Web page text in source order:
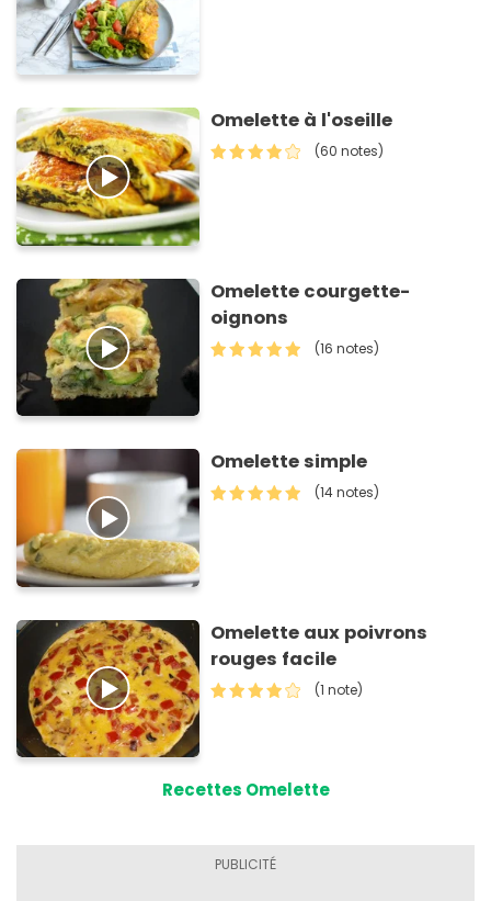
Omelette à l'oseille
(60 notes)
Omelette courgette-
oignons
(16 notes)
Omelette simple
(14 notes)
Omelette aux poivrons
rouges facile
(1 note)
Recettes Omelette